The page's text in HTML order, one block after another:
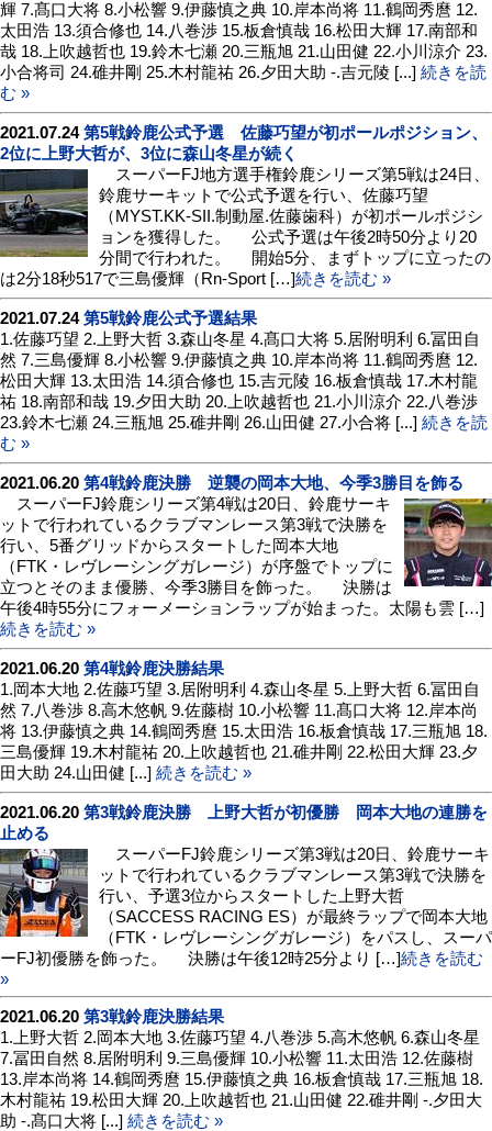
輝 7.髙口大将 8.小松響 9.伊藤慎之典 10.岸本尚将 11.鶴岡秀麿 12.
太田浩 13.須合修也 14.八巻渉 15.板倉慎哉 16.松田大輝 17.南部和
哉 18.上吹越哲也 19.鈴木七瀬 20.三瓶旭 21.山田健 22.小川涼介 23.
小合将司 24.碓井剛 25.木村龍祐 26.夕田大助 -.吉元陵 [...] 続きを読
む »
2021.07.24第5戦鈴鹿公式予選 佐藤巧望が初ポールポジション、
2位に上野大哲が、3位に森山冬星が続く
スーパーFJ地方選手権鈴鹿シリーズ第5戦は24日、
鈴鹿サーキットで公式予選を行い、佐藤巧望
（MYST.KK-SII.制動屋.佐藤歯科）が初ポールポジシ
ョンを獲得した。 公式予選は午後2時50分より20
分間で行われた。 開始5分、まずトップに立ったの
は2分18秒517で三島優輝（Rn-Sport […]続きを読む »
2021.07.24第5戦鈴鹿公式予選結果
1.佐藤巧望 2.上野大哲 3.森山冬星 4.髙口大将 5.居附明利 6.冨田自
然 7.三島優輝 8.小松響 9.伊藤慎之典 10.岸本尚将 11.鶴岡秀麿 12.
松田大輝 13.太田浩 14.須合修也 15.吉元陵 16.板倉慎哉 17.木村龍
祐 18.南部和哉 19.夕田大助 20.上吹越哲也 21.小川涼介 22.八巻渉
23.鈴木七瀬 24.三瓶旭 25.碓井剛 26.山田健 27.小合将 [...] 続きを読
む »
2021.06.20 第4戦鈴鹿決勝 逆襲の岡本大地、今季3勝目を飾る
スーパーFJ鈴鹿シリーズ第4戦は20日、鈴鹿サーキ
ットで行われているクラブマンレース第3戦で決勝を
行い、5番グリッドからスタートした岡本大地
（FTK・レヴレーシングガレージ）が序盤でトップに
立つとそのまま優勝、今季3勝目を飾った。 決勝は
午後4時55分にフォーメーションラップが始まった。太陽も雲 […]
続きを読む »
2021.06.20 第4戦鈴鹿決勝結果
1.岡本大地 2.佐藤巧望 3.居附明利 4.森山冬星 5.上野大哲 6.冨田自
然 7.八巻渉 8.高木悠帆 9.佐藤樹 10.小松響 11.髙口大将 12.岸本尚
将 13.伊藤慎之典 14.鶴岡秀麿 15.太田浩 16.板倉慎哉 17.三瓶旭 18.
三島優輝 19.木村龍祐 20.上吹越哲也 21.碓井剛 22.松田大輝 23.夕
田大助 24.山田健 [...] 続きを読む »
2021.06.20 第3戦鈴鹿決勝 上野大哲が初優勝 岡本大地の連勝を
止める
スーパーFJ鈴鹿シリーズ第3戦は20日、鈴鹿サーキ
ットで行われているクラブマンレース第3戦で決勝を
行い、予選3位からスタートした上野大哲
（SACCESS RACING ES）が最終ラップで岡本大地
（FTK・レヴレーシングガレージ）をパスし、スーパ
ーFJ初優勝を飾った。 決勝は午後12時25分より […]続きを読む
»
2021.06.20 第3戦鈴鹿決勝結果
1.上野大哲 2.岡本大地 3.佐藤巧望 4.八巻渉 5.高木悠帆 6.森山冬星
7.冨田自然 8.居附明利 9.三島優輝 10.小松響 11.太田浩 12.佐藤樹
13.岸本尚将 14.鶴岡秀麿 15.伊藤慎之典 16.板倉慎哉 17.三瓶旭 18.
木村龍祐 19.松田大輝 20.上吹越哲也 21.山田健 22.碓井剛 -.夕田大
助 -.髙口大将 [...] 続きを読む »